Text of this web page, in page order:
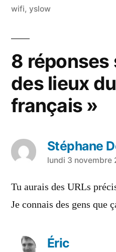
wifi, yslow
8 réponses
des lieux
français »
Stéphane
a
dit :
lundi 3 novembre
Tu aurais des URLs
Je connais des gens que
Éric